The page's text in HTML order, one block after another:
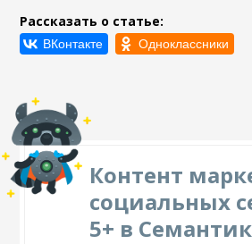
Рассказать о статье:
Контент
социальных
5+ в